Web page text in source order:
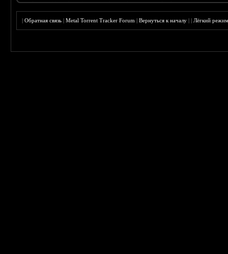
|Обратная связь |Metal Torrent Tracker Forum |Вернуться к началу ||Лёгкий